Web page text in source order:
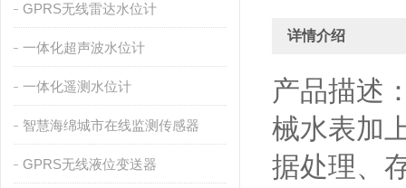
GPRS无线雷达水位计
一体化超声波水位计
一体化遥测水位计
智慧海绵城市在线监测传感器
GPRS无线液位变送器
详情介绍
产品描述
械水表加
据处理、